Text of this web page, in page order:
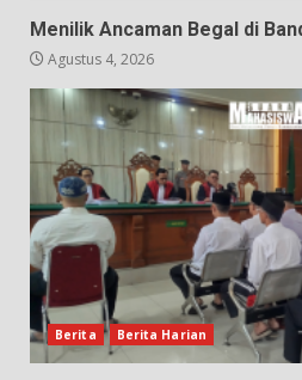
Menilik Ancaman Begal di
Agustus 4, 2026
Berita Berita Harian